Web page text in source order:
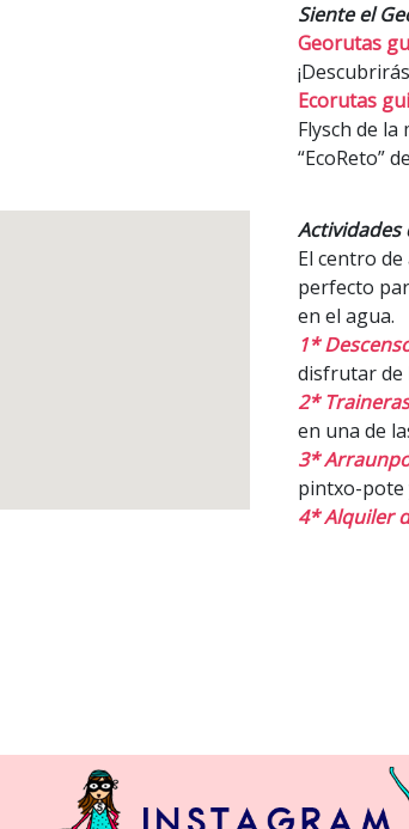
Siente el
Georutas
Ecorutas
Flysch de
“EcoReto”
El centro
perfecto
en el agua.
1*
disfrutar de
2*
en una de
3*
pintxo-pote
4* Alquiler